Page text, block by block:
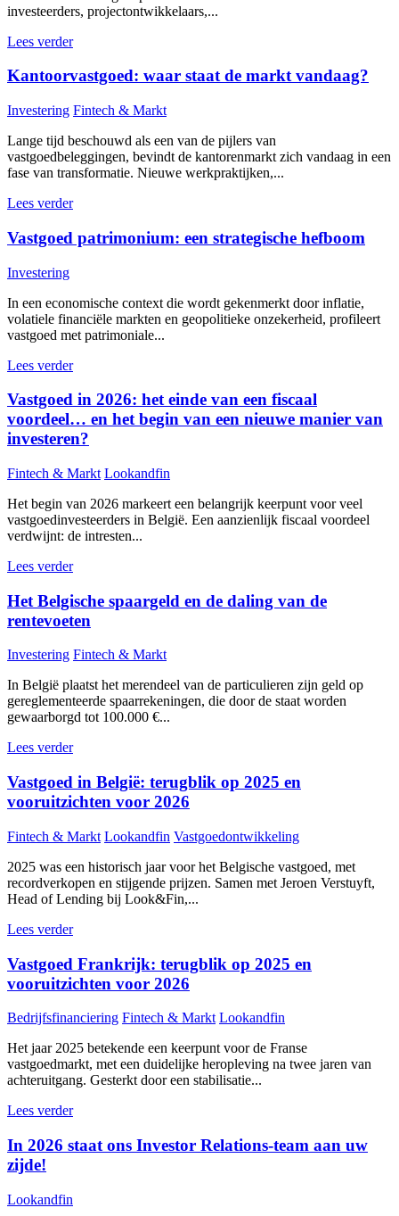
investeerders, projectontwikkelaars,...
Lees verder
Kantoorvastgoed: waar staat de markt vandaag?
Investering Fintech & Markt
Lange tijd beschouwd als een van de pijlers van
vastgoedbeleggingen, bevindt de kantorenmarkt zich vandaag in een
fase van transformatie. Nieuwe werkpraktijken,...
Lees verder
Vastgoed patrimonium: een strategische hefboom
Investering
In een economische context die wordt gekenmerkt door inflatie,
volatiele financiële markten en geopolitieke onzekerheid, profileert
vastgoed met patrimoniale...
Lees verder
Vastgoed in 2026: het einde van een fiscaal
voordeel… en het begin van een nieuwe manier van
investeren?
Fintech & Markt Lookandfin
Het begin van 2026 markeert een belangrijk keerpunt voor veel
vastgoedinvesteerders in België. Een aanzienlijk fiscaal voordeel
verdwijnt: de intresten...
Lees verder
Het Belgische spaargeld en de daling van de
rentevoeten
Investering Fintech & Markt
In België plaatst het merendeel van de particulieren zijn geld op
gereglementeerde spaarrekeningen, die door de staat worden
gewaarborgd tot 100.000 €...
Lees verder
Vastgoed in België: terugblik op 2025 en
vooruitzichten voor 2026
Fintech & Markt Lookandfin Vastgoedontwikkeling
2025 was een historisch jaar voor het Belgische vastgoed, met
recordverkopen en stijgende prijzen. Samen met Jeroen Verstuyft,
Head of Lending bij Look&Fin,...
Lees verder
Vastgoed Frankrijk: terugblik op 2025 en
vooruitzichten voor 2026
Bedrijfsfinanciering Fintech & Markt Lookandfin
Het jaar 2025 betekende een keerpunt voor de Franse
vastgoedmarkt, met een duidelijke heropleving na twee jaren van
achteruitgang. Gesterkt door een stabilisatie...
Lees verder
In 2026 staat ons Investor Relations-team aan uw
zijde!
Lookandfin